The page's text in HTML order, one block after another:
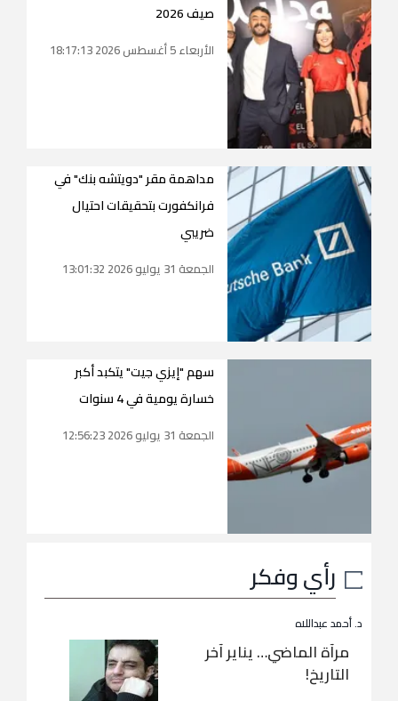
صيف 2026
الأربعاء 5 أغسطس 2026 18:17:13
مداهمة مقر "دويتشه بنك" في
فرانكفورت بتحقيقات احتيال
ضريبي
الجمعة 31 يوليو 2026 13:01:32
سهم "إيزي جيت" يتكبد أكبر
خسارة يومية في 4 سنوات
الجمعة 31 يوليو 2026 12:56:23
رأي وفكر
د. أحمد عبداللاه
مرآة الماضي… يناير آخر
التاريخ!